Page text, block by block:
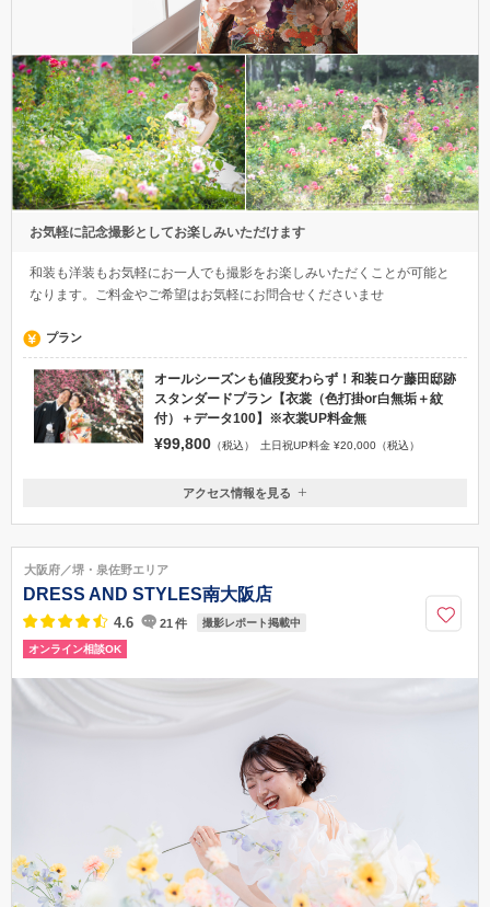
お気軽に記念撮影としてお楽しみいただけます
和装も洋装もお気軽にお一人でも撮影をお楽しみいただくことが可能と
なります。ご料金やご希望はお気軽にお問合せくださいませ
プラン
オールシーズンも値段変わらず！和装ロケ藤田邸跡
スタンダードプラン【衣裳（色打掛or白無垢＋紋
付）＋データ100】※衣裳UP料金無
¥99,800 （税込） 土日祝UP料金 ¥20,000（税込）
大阪府大阪市西区阿波座1-15-16
080-1506-2888
アクセス情報を見る
大阪府／堺・泉佐野エリア
DRESS AND STYLES南大阪店
4.6 21 件 撮影レポート掲載中
オンライン相談OK